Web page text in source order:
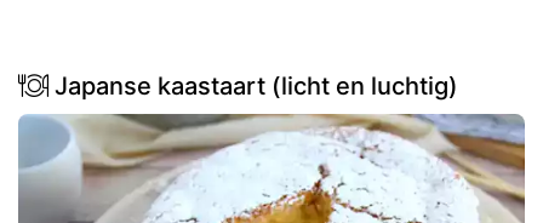
Japanse kaastaart (licht en luchtig)